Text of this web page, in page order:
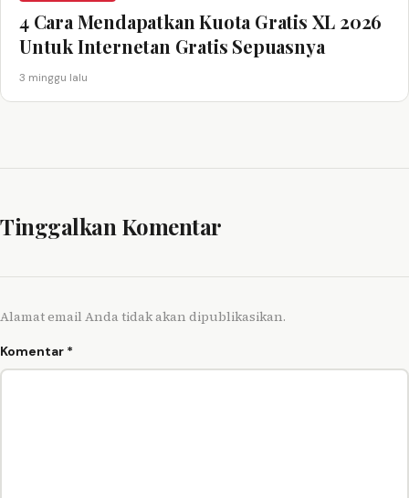
4 Cara Mendapatkan Kuota Gratis XL 2026
Untuk Internetan Gratis Sepuasnya
3 minggu lalu
Tinggalkan Komentar
Alamat email Anda tidak akan dipublikasikan.
Komentar *